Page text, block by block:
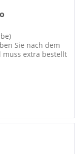
Sie nach dem
muss extra bestellt